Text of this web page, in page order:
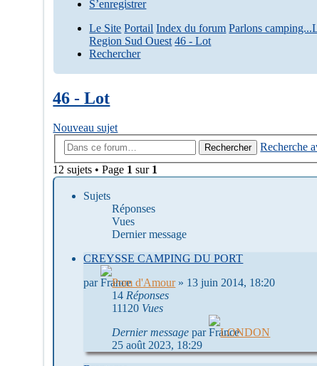
S’enregistrer
Le Site Portail Index du forum Parlons
Region Sud Ouest 46 - Lot
Rechercher
46 - Lot
Nouveau sujet
Rechercher
Recherche
12 sujets • Page 1 sur 1
Sujets
Réponses
Vues
Dernier message
CREYSSE CAMPING DU PORT
par
Pom d'Amour» 13 juin 2014, 18:20
14 Réponses
11120 Vues
Dernier messagepar
LONDON
25 août 2023, 18:29